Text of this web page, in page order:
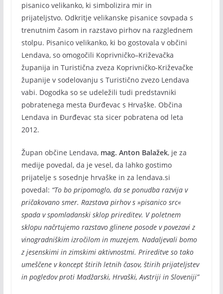
pisanico velikanko, ki simbolizira mir in
prijateljstvo. Odkritje velikanske pisanice sovpada s
trenutnim časom in razstavo pirhov na razglednem
stolpu. Pisanico velikanko, ki bo gostovala v občini
Lendava, so omogočili Koprivničko–Križevačka
županija in Turistična zveza Koprivničko-Križevačke
županije v sodelovanju s Turistično zvezo Lendava
vabi. Dogodka so se udeležili tudi predstavniki
pobratenega mesta Đurđevac s Hrvaške. Občina
Lendava in Đurđevac sta sicer pobratena od leta
2012.
Župan občine Lendava, mag. Anton Balažek, je za
medije povedal, da je vesel, da lahko gostimo
prijatelje s sosednje hrvaške in za lendava.si
povedal: “To bo pripomoglo, da se ponudba razvija v
pričakovano smer. Razstava pirhov s »pisanico src«
spada v spomladanski sklop prireditev. V poletnem
sklopu načrtujemo razstavo glinene posode v povezavi z
vinogradniškim izročilom in muzejem. Nadaljevali bomo
z jesenskimi in zimskimi aktivnostmi. Prireditve so tako
umeščene v koncept štirih letnih časov, štirih prijateljstev
in pogledov proti Madžarski, Hrvaški, Avstriji in Sloveniji”